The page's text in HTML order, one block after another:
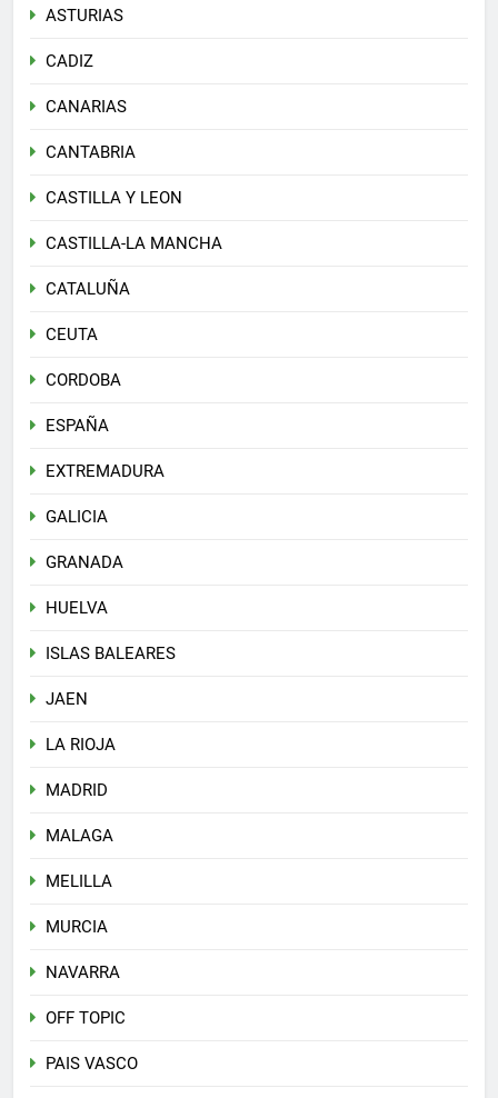
ASTURIAS
CADIZ
CANARIAS
CANTABRIA
CASTILLA Y LEON
CASTILLA-LA MANCHA
CATALUÑA
CEUTA
CORDOBA
ESPAÑA
EXTREMADURA
GALICIA
GRANADA
HUELVA
ISLAS BALEARES
JAEN
LA RIOJA
MADRID
MALAGA
MELILLA
MURCIA
NAVARRA
OFF TOPIC
PAIS VASCO